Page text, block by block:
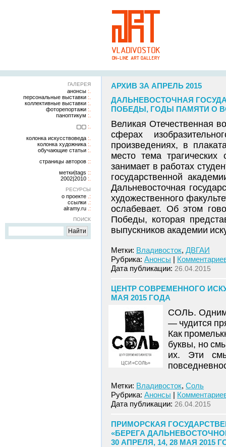
ГАЛЕРЕЯ
анонсы
персональные выставки
коллективные выставки
фоторепортажи
паноптикум
▢▢
колонка искусствоведа
колонка художника
обучающие статьи
страницы авторов
метки|tags
2002|2010
РЕСУРСЫ
о проекте
ссылки
alramy.ru
ПОИСК
АРХИВ ЗА АПРЕЛЬ 2015
ДАЛЬНЕВОСТОЧНАЯ
ПОБЕДЫ, ГОДЫ ПАМЯТИ О
Великая Отечественная
сферах
произведениях, в
место тема
занимает в работах
государственной
Дальневосточная
художественного
ослабевает. Об этом
Победы, которая
выпускников академии
Метки: Владивосток, ДВГАИ
Рубрика: Анонсы |
Дата публикации: 26.04.2015
ЦЕНТР СОВРЕМЕННОГО
МАЯ 2015 ГОДА
ЦСИ «СОЛЬ»
СОЛЬ. Одним
— чудится
Как
буквы, но
их. Эти
Метки: Владивосток, Соль
Рубрика: Анонсы |
Дата публикации: 26.04.2015
ПРИМОРСКАЯ
«БЕРЕГА
30 АПРЕЛЯ, 14, 28 МАЯ 2015